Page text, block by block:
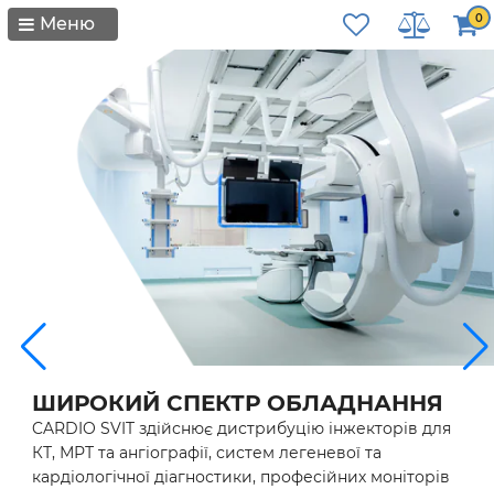
Меню 0
ШИРОКИЙ СПЕКТР ОБЛАДНАННЯ
CARDIO SVIT здійснює дистрибуцію інжекторів для
КТ, МРТ та ангіографії, систем легеневої та
кардіологічної діагностики, професійних моніторів